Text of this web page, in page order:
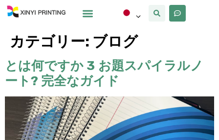
カテゴリー: ブログ
とは何ですか 3 お題スパイラルノ
ート? 完全なガイド